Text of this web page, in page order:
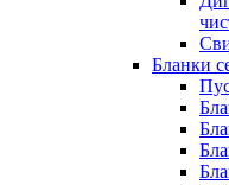
Бланки